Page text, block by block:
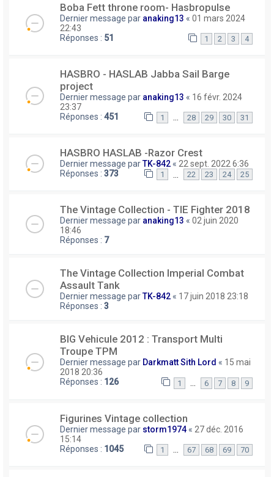
Boba Fett throne room- Hasbropulse
Dernier message par anaking13 « 01 mars 2024
22:43
Réponses : 51 1 2 3 4
HASBRO - HASLAB Jabba Sail Barge
project
Dernier message par anaking13 « 16 févr. 2024
23:37
Réponses : 451 1 … 28 29 30 31
HASBRO HASLAB -Razor Crest
Dernier message parTK-842 « 22 sept. 2022 6:36
Réponses : 373 1 22 23 24 25
The Vintage Collection - TIE Fighter 2018
Dernier message par anaking13 « 02 juin 2020
18:46
Réponses : 7
The Vintage Collection Imperial Combat
Assault Tank
Dernier message parTK-842 « 17 juin 2018 23:18
Réponses : 3
BIG Vehicule 2012 : Transport Multi
Troupe TPM
Dernier message par Darkmatt Sith Lord « 15 mai
2018 20:36
Réponses : 126 1 6 7 8 9
Figurines Vintage collection
Dernier message par storm1974 « 27 déc. 2016
15:14
Réponses : 1045 1 67 68 69 70